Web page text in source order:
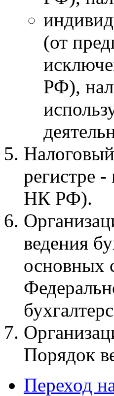
(от
РФ),
регистре
НК РФ).
ведения
основных
Порядок
Переход